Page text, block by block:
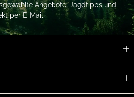
Angebote, Jagdtipps und
per E-Mail.